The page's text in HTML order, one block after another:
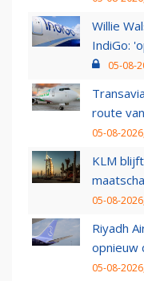
Willie
IndiGo:
05-08-
route
05-08-
KLM
05-08-
Riyadh
opnieuw
05-08-